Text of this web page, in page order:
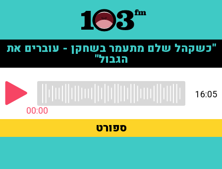
"כשקהל שלם מתעמר בשחקן - עוברים את
הגבול"
00:00
16:05
ספורט